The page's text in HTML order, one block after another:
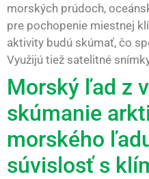
morských prúdoch,
pre pochopenie miestnej
aktivity budú skúmať, čo
Využijú tiež satelitné
Morský ľad z
skúmanie
morského
súvislosť s